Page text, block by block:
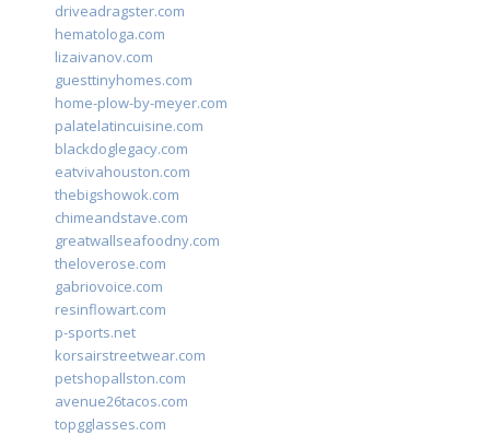
driveadragster.com
hematologa.com
lizaivanov.com
guesttinyhomes.com
home-plow-by-meyer.com
palatelatincuisine.com
blackdoglegacy.com
eatvivahouston.com
thebigshowok.com
chimeandstave.com
greatwallseafoodny.com
theloverose.com
gabriovoice.com
resinflowart.com
p-sports.net
korsairstreetwear.com
petshopallston.com
avenue26tacos.com
topgglasses.com